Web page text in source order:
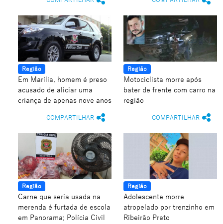
Região
Em Marília, homem é preso
acusado de aliciar uma
criança de apenas nove anos
COMPARTILHAR
Região
Motociclista morre após
bater de frente com carro na
região
COMPARTILHAR
Região
Carne que seria usada na
merenda é furtada de escola
em Panorama; Polícia Civil
Região
Adolescente morre
atropelado por trenzinho em
Ribeirão Preto